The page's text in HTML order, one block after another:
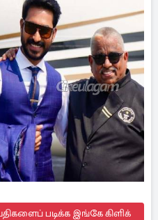
படிக்க இங்கே கிளிக்